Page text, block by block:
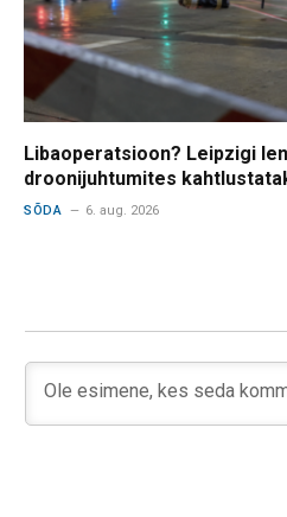
Libaoperatsioon? Leipzigi
droonijuhtumites
SÕDA 6. aug. 2026